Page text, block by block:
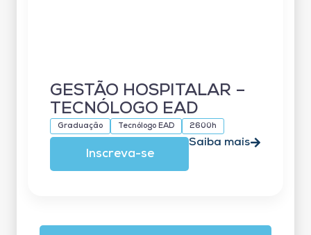
GESTÃO HOSPITALAR –
TECNÓLOGO EAD
Graduação Tecnólogo EAD 2600h
Inscreva-se
Saiba mais